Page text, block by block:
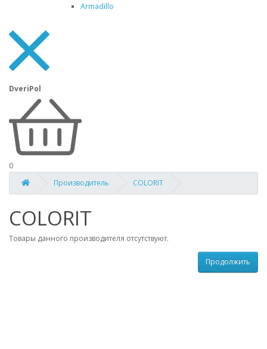
Armadillo
DveriPol
0
Производитель
COLORIT
COLORIT
Товары данного производителя отсутствуют.
Продолжить